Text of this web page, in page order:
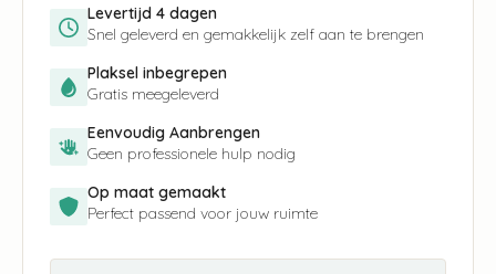
Levertijd 4 dagen
Snel geleverd en gemakkelijk zelf aan te brengen
Plaksel inbegrepen
Gratis meegeleverd
Eenvoudig Aanbrengen
Geen professionele hulp nodig
Op maat gemaakt
Perfect passend voor jouw ruimte